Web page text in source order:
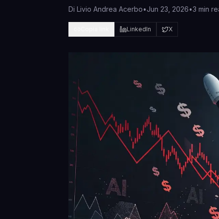
Di Livio Andrea Acerbo•Jun 23, 2026•3 min
LinkedIn X